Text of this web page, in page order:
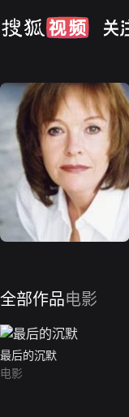
全部作品电影
最后的沉默
电影